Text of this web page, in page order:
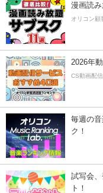
漫画読み
オリコン顧
2026年
CS動画配
毎週の
ク！
試写会
ト！